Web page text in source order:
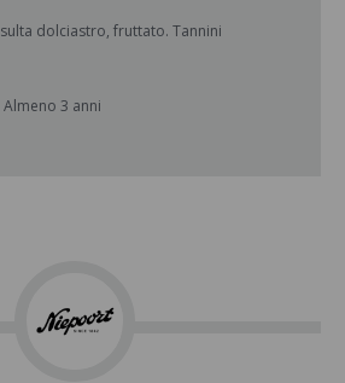
dolciastro, fruttato. Tannini
Almeno 3 anni